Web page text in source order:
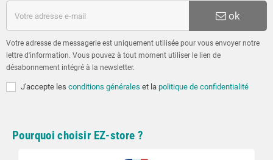
ok
Votre adresse de messagerie est uniquement utilisée pour vous envoyer notre
lettre d'information. Vous pouvez à tout moment utiliser le lien de
désabonnement intégré à la newsletter.
J'accepte les conditions générales et la politique de confidentialité
Pourquoi choisir EZ-store ?